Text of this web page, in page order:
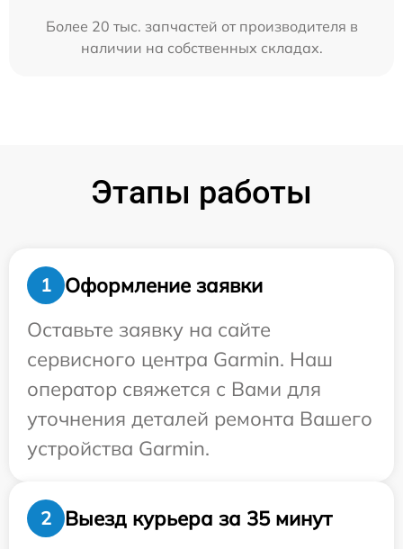
Более 20 тыс. запчастей от производителя в
наличии на собственных складах.
Этапы работы
1
Оформление заявки
Оставьте заявку на сайте
сервисного центра Garmin. Наш
оператор свяжется с Вами для
уточнения деталей ремонта Вашего
устройства Garmin.
2
Выезд курьера за 35 минут